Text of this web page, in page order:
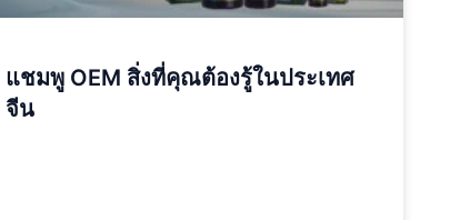
แชมพู OEM สิ่งที่คุณต้องรู้ในประเทศ
จีน